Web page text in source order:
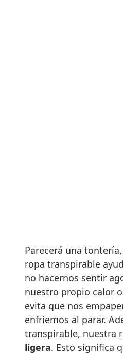
Parecerá una
ropa transpirable
no hacernos sentir
nuestro propio calor
evita que nos
enfriemos al parar.
transpirable, nuestra
ligera. Esto significa